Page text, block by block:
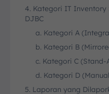
4. Kategori IT Inventory
DJBC
a. Kategori A
b. Kategori B
c. Kategori C (Stand-
d. Kategori D
5. Laporan yang